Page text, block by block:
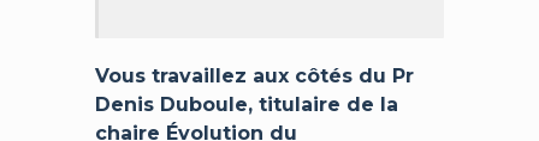
Vous travaillez aux côtés du Pr
Denis Duboule, titulaire de la
chaire Évolution du